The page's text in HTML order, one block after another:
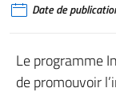
Date de
Le programme
de promouvoir